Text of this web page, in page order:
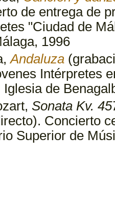
de entrega de
"Ciudad de
1996
Andaluza
Intérpretes
de
Sonata Kv.
Concierto
Superior de